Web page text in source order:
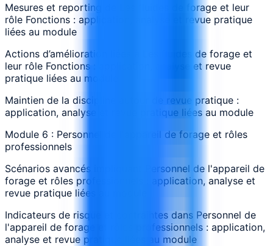
Mesures et reporting de Les fluides de forage et leur
rôle Fonctions : application, analyse et revue pratique
liées au module
Actions d’amélioration liées à Les fluides de forage et
leur rôle Fonctions : application, analyse et revue
pratique liées au module
Maintien de la discipline autour de revue pratique :
application, analyse et revue pratique liées au module
Module 6 : Personnel de l'appareil de forage et rôles
professionnels
Scénarios avancés impliquant Personnel de l'appareil de
forage et rôles professionnels : application, analyse et
revue pratique liées au module
Indicateurs de risque et contraintes dans Personnel de
l'appareil de forage et rôles professionnels : application,
analyse et revue pratique liées au module